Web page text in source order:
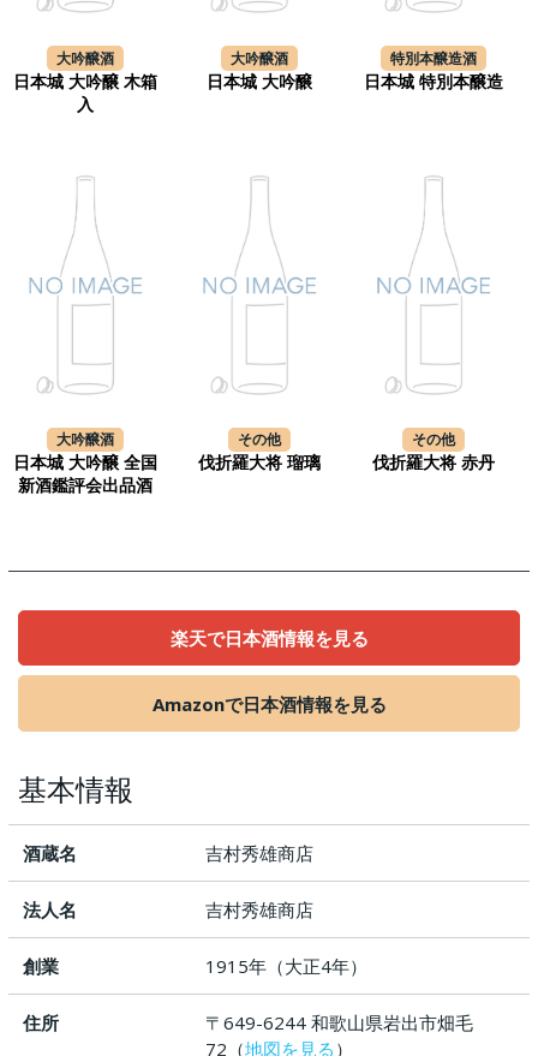
大吟醸酒
日本城 大吟醸 木箱
入
大吟醸酒
日本城 大吟醸
特別本醸造酒
日本城 特別本醸造
大吟醸酒
日本城 大吟醸 全国
新酒鑑評会出品酒
その他
伐折羅大将 瑠璃
その他
伐折羅大将 赤丹
楽天で日本酒情報を見る
Amazonで日本酒情報を見る
基本情報
酒蔵名 吉村秀雄商店
法人名 吉村秀雄商店
創業 1915年（大正4年）
住所
〒649-6244 和歌山県岩出市畑毛
72（地図を見る ）